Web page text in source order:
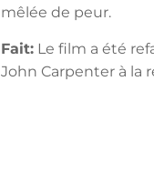
mêlée de peur.
Fait: Le film a été
John Carpenter à la